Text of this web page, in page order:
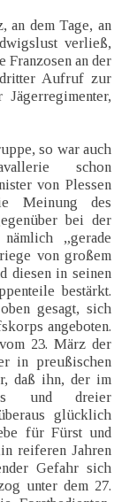
an dem Tage, an
verließ,
Franzosen an der
Aufruf zur
so war auch
schon
von Plessen
Meinung des
bei der
„gerade
von großem
diesen in seinen
bestärkt.
gesagt, sich
angeboten.
23. März der
in preußischen
daß ihn, der im
und dreier
glücklich
für Fürst und
reiferen Jahren
Gefahr sich
unter dem 27.